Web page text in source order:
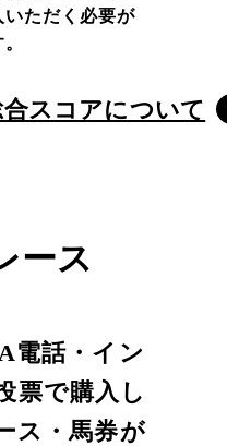
いただく必要が
スコアについて
ース
電話・イン
票で購入し
ス・馬券が